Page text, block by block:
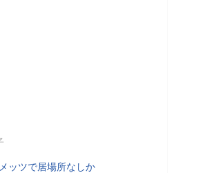
ッツで居場所なしか